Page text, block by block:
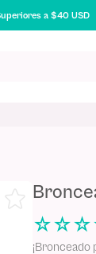
a $40 USD
☆☆☆